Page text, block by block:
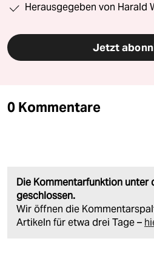
Herausgegeben von Harald
Jetzt
0 Kommentare
Die Kommentarfunktion unter
geschlossen.
Wir öffnen die
Artikeln für etwa drei Tage –